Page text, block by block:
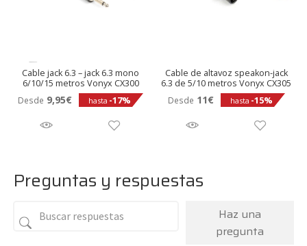
Cable jack 6.3 – jack 6.3 mono
6/10/15 metros Vonyx CX300
Desde 9,95€ hasta -17%
Cable de altavoz speakon-jack
6.3 de 5/10 metros Vonyx CX305
Desde 11€ hasta -15%
Preguntas y respuestas
Haz una
pregunta